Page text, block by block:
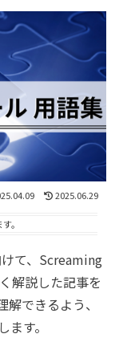
2025.06.29
。
て、Screaming
解説した記事を
できるよう、
す。